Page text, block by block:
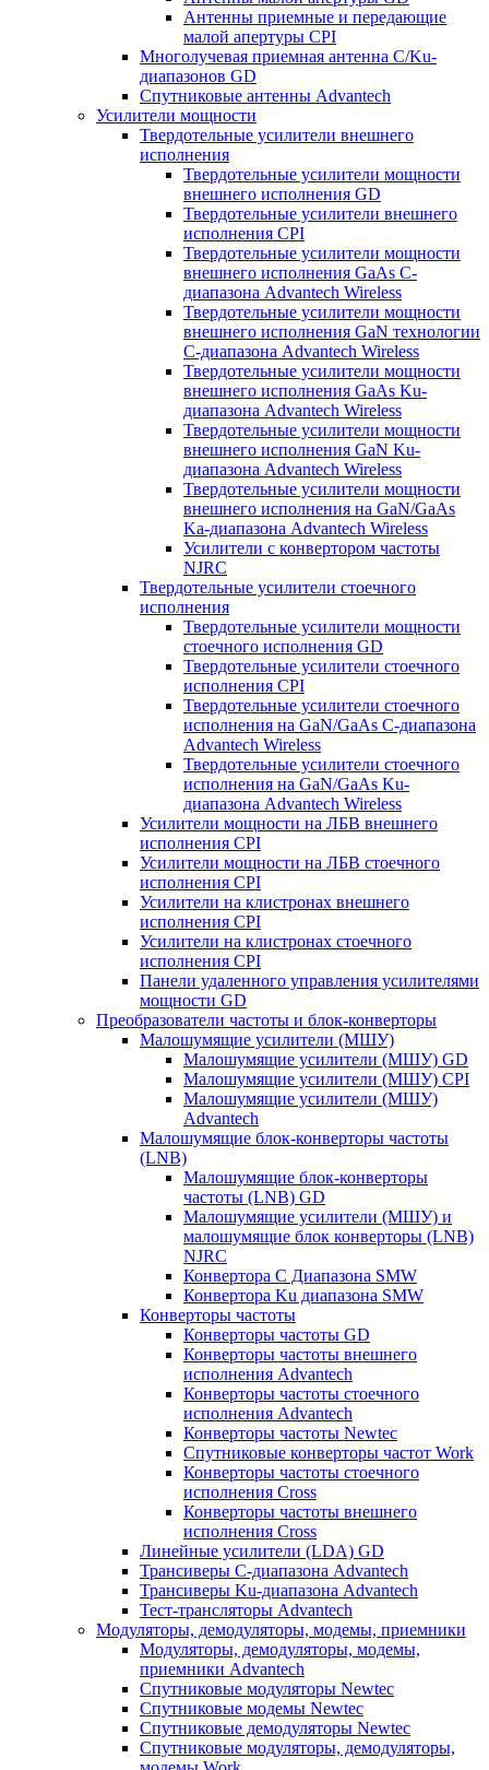
Антенны приемные и передающие
малой апертуры CPI
Многолучевая приемная антенна С/Ku-
диапазонов GD
Спутниковые антенны Advantech
Усилители мощности
Твердотельные усилители внешнего
исполнения
Твердотельные усилители мощности
внешнего исполнения GD
Твердотельные усилители внешнего
исполнения CPI
Твердотельные усилители мощности
внешнего исполнения GaAs С-
диапазона Advantech Wireless
Твердотельные усилители мощности
внешнего исполнения GaN технологии
С-диапазона Advantech Wireless
Твердотельные усилители мощности
внешнего исполнения GaAs Ku-
диапазона Advantech Wireless
Твердотельные усилители мощности
внешнего исполнения GaN Ku-
диапазона Advantech Wireless
Твердотельные усилители мощности
внешнего исполнения на GaN/GaAs
Ka-диапазона Advantech Wireless
Усилители с конвертором чаcтоты
NJRC
Твердотельные усилители стоечного
исполнения
Твердотельные усилители мощности
стоечного исполнения GD
Твердотельные усилители стоечного
исполнения CPI
Твердотельные усилители стоечного
исполнения на GaN/GaAs С-диапазона
Advantech Wireless
Твердотельные усилители стоечного
исполнения на GaN/GaAs Ku-
диапазона Advantech Wireless
Усилители мощности на ЛБВ внешнего
исполнения CPI
Усилители мощности на ЛБВ стоечного
исполнения CPI
Усилители на клистронах внешнего
исполнения CPI
Усилители на клистронах стоечного
исполнения CPI
Панели удаленного управления усилителями
мощности GD
Преобразователи частоты и блок-конверторы
Малошумящие усилители (МШУ)
Малошумящие усилители (МШУ) GD
Малошумящие усилители (МШУ) CPI
Малошумящие усилители (МШУ)
Advantech
Малошумящие блок-конверторы частоты
(LNB)
Малошумящие блок-конверторы
частоты (LNB) GD
Малошумящие усилители (МШУ) и
малошумящие блок конверторы (LNB)
NJRC
Конвертора C Диапазона SMW
Конвертора Ku диапазона SMW
Конверторы частоты
Конверторы частоты GD
Конверторы частоты внешнего
исполнения Advantech
Конверторы частоты стоечного
исполнения Advantech
Конверторы частоты Newtec
Спутниковые конверторы частот Work
Конверторы частоты стоечного
исполнения Cross
Конверторы частоты внешнего
исполнения Cross
Линейные усилители (LDA) GD
Трансиверы С-диапазона Advantech
Трансиверы Ku-диапазона Advantech
Тест-трансляторы Advantech
Модуляторы, демодуляторы, модемы, приемники
Модуляторы, демодуляторы, модемы,
приемники Advantech
Спутниковые модуляторы Newtec
Спутниковые модемы Newtec
Спутниковые демодуляторы Newtec
Спутниковые модуляторы, демодуляторы,